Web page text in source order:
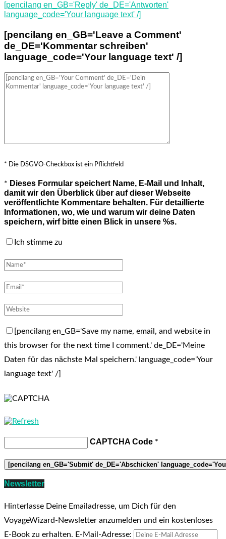
[pencilang en_GB='Reply' de_DE='Antworten'
language_code='Your language text' /]
[pencilang en_GB='Leave a Comment'
de_DE='Kommentar schreiben'
language_code='Your language text' /]
* Die DSGVO-Checkbox ist ein Pflichtfeld
* Dieses Formular speichert Name, E-Mail und Inhalt,
damit wir den Überblick über auf dieser Webseite
veröffentlichte Kommentare behalten. Für detaillierte
Informationen, wo, wie und warum wir deine Daten
speichern, wirf bitte einen Blick in unsere %s.
Ich stimme zu
[pencilang en_GB='Save my name, email, and website in
this browser for the next time I comment.' de_DE='Meine
Daten für das nächste Mal speichern.' language_code='Your
language text' /]
CAPTCHA Code *
Newsletter
Hinterlasse Deine Emailadresse, um Dich für den
VoyageWizard-Newsletter anzumelden und ein kostenloses
E-Book zu erhalten. E-Mail-Adresse: